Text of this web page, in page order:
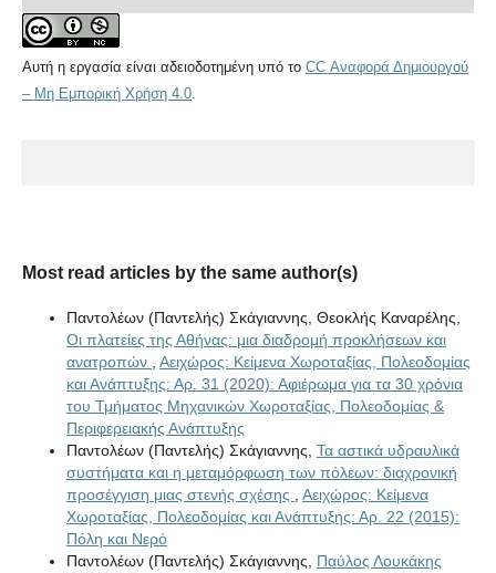
Αυτή η εργασία είναι αδειοδοτημένη υπό το CC Αναφορά Δημιουργού
– Μη Εμπορική Χρήση 4.0.
Most read articles by the same author(s)
Παντολέων (Παντελής) Σκάγιαννης, Θεοκλής Καναρέλης,
Οι πλατείες της Αθήνας: μια διαδρομή προκλήσεων και
ανατροπών
Αειχώρος: Κείμενα Χωροταξίας, Πολεοδομίας
και Ανάπτυξης: Αρ. 31 (2020): Αφιέρωμα για τα 30 χρόνια
του Τμήματος Μηχανικών Χωροταξίας, Πολεοδομίας &
Περιφερειακής Ανάπτυξης
Παντολέων (Παντελής) Σκάγιαννης, Τα αστικά υδραυλικά
συστήματα και η μεταμόρφωση των πόλεων: διαχρονική
προσέγγιση μιας στενής σχέσης
Αειχώρος: Κείμενα
Χωροταξίας, Πολεοδομίας και Ανάπτυξης: Αρ. 22 (2015):
Πόλη και Νερό
Παντολέων (Παντελής) Σκάγιαννης, Παύλος Λουκάκης